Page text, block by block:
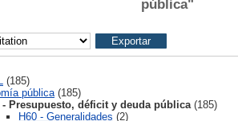
pública"
(185)
pública (185)
- Presupuesto, déficit y deuda pública (185)
H60 - Generalidades (2)